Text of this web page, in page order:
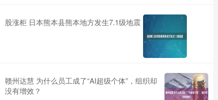
股涨柜 日本熊本县熊本地方发生7.1级地震
赣州达慧 为什么员工成了“AI超级个体”，组织却
没有增效？